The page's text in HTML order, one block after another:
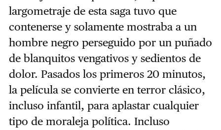
largometraje de esta saga tuvo que
contenerse y solamente mostraba a un
hombre negro perseguido por un puñado
de blanquitos vengativos y sedientos de
dolor. Pasados los primeros 20 minutos,
la película se convierte en terror clásico,
incluso infantil, para aplastar cualquier
tipo de moraleja política. Incluso